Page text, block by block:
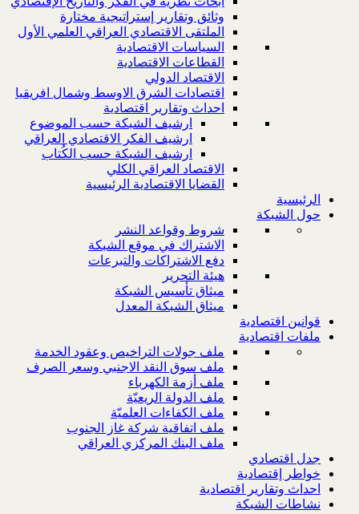
وثائق وتقارير إستراتيجية مختارة
الملتقى الاقتصادي العراقي العلمي الأول
السياسات الاقتصادية
القطاعات الاقتصادية
الاقتصاد الدولي
اقتصادات الشرق الاوسط وشمال افريقيا
احداث وتقارير اقتصادية
ارشيف الشبكة حسب الموضوع
ارشيف الفكر الاقتصادي العراقي
ارشيف الشبكة حسب الكُتاب
الاقتصاد العراقي الكلي
القضايا الاقتصادية الرئيسية
الرئيسية
حول الشبكة
شروط وقواعد النشر
الاشتراك في موقع الشبكة
دفع الاشتراكات والتبرعات
هيئة التحرير
ميثاق تأسيس الشبكة
ميثاق الشبكة المعدل
قوانين اقتصادية
ملفات اقتصادية
ملف جولات التراخيص وعقود الخدمة
ملف سوق النقد الاجنبي وسعر الصرف
ملف أزمة الكهرباء
ملف الدولة الريعيّة
ملف الكفاءات العلميّة
ملف اتفاقية شركة غاز الجنوب
ملف البنك المركزي العراقي
جدل اقتصادي
خواطر إقتصادية
احداث وتقارير اقتصادية
نشاطات الشبكة